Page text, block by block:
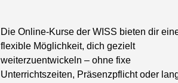
Die Online-Kurse der WISS bieten dir
flexible Möglichkeit, dich gezielt
weiterzuentwickeln – ohne fixe
Unterrichtszeiten, Präsenzpflicht oder